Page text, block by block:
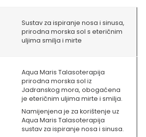
Sustav za ispiranje nosa i sinusa,
prirodna morska sol s eteričnim
uljima smilja i mirte
Aqua Maris Talasoterapija
prirodna morska sol iz
Jadranskog mora, obogaćena
je eteričnim uljima mirte i smilja.
Namijenjena je za korištenje uz
Aqua Maris Talasoterapija
sustav za ispiranje nosa i sinusa.